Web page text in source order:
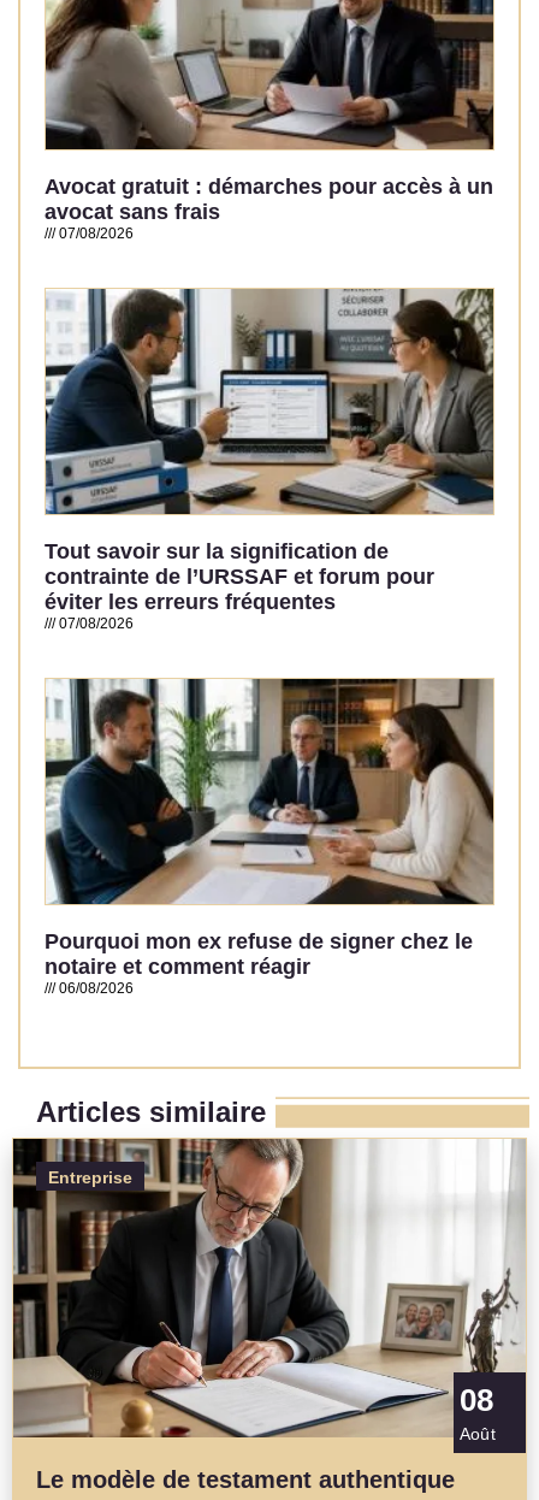
Avocat gratuit : démarches pour accès à un
avocat sans frais
07/08/2026
Tout savoir sur la signification de
contrainte de l’URSSAF et forum pour
éviter les erreurs fréquentes
07/08/2026
Pourquoi mon ex refuse de signer chez le
notaire et comment réagir
06/08/2026
Articles similaire
Entreprise
08
Août
Le modèle de testament authentique